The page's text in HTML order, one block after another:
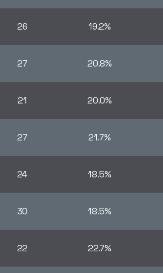
26 19.2%
27 20.8%
21 20.0%
27 21.7%
24 18.5%
30 18.5%
22 22.7%